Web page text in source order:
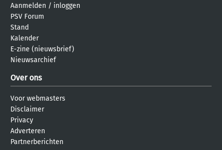
Aanmelden / inloggen
PSV Forum
Stand
Kalender
E-zine (nieuwsbrief)
Nieuwsarchief
Over ons
Voor webmasters
Disclaimer
Privacy
Adverteren
Partnerberichten